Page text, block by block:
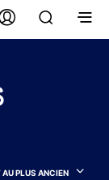
AU PLUS ANCIEN